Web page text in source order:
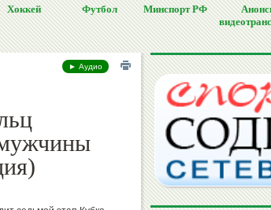
Хоккей Футбол Минспорт РФ
► Аудио